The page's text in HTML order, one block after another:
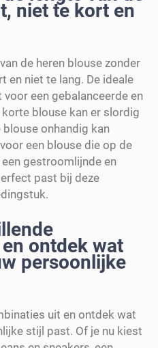
niet te kort en
de heren blouse zonder
en niet te lang. De ideale
een gebalanceerde en
blouse kan er slordig
onhandig kan
een blouse die op de
gestroomlijnde en
past bij deze
ontdek wat
persoonlijke
uit en ontdek wat
stijl past. Of je nu kiest